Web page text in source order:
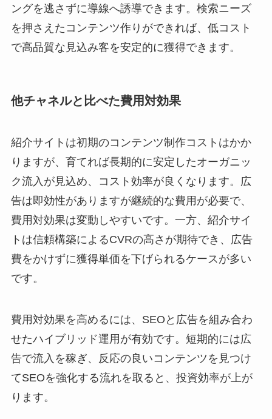
ングを逃さずに導線へ誘導できます。検索ニーズ
を押さえたコンテンツ作りができれば、低コスト
で高品質な見込み客を安定的に獲得できます。
他チャネルと比べた費用対効果
紹介サイトは初期のコンテンツ制作コストはかか
りますが、育てれば長期的に安定したオーガニッ
ク流入が見込め、コスト効率が良くなります。広
告は即効性がありますが継続的な費用が必要で、
費用対効果は変動しやすいです。一方、紹介サイ
トは信頼構築によるCVRの高さが期待でき、広告
費をかけずに獲得単価を下げられるケースが多い
です。
費用対効果を高めるには、SEOと広告を組み合わ
せたハイブリッド運用が有効です。短期的には広
告で流入を稼ぎ、反応の良いコンテンツを見つけ
てSEOを強化する流れを取ると、投資効率が上が
ります。